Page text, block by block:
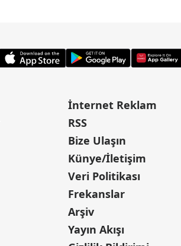
İnternet Reklam
RSS
Bize Ulaşın
Künye/İletişim
Veri Politikası
Frekanslar
Arşiv
Yayın Akışı